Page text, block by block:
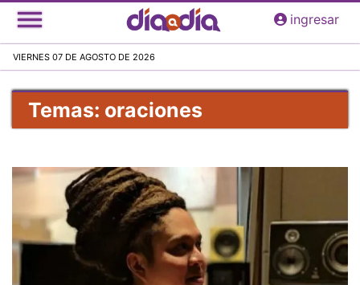
Pasar
al
principal
ingresar
VIERNES 07 DE AGOSTO DE 2026
Temas: oraciones